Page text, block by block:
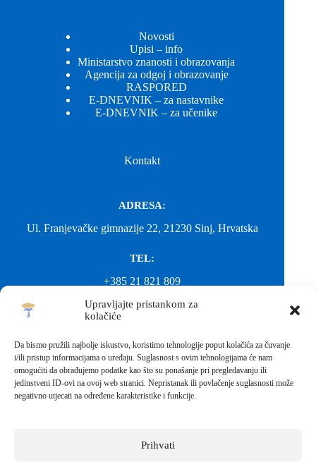
Upravljajte pristankom za
kolačiće
Da bismo pružili najbolje iskustvo, koristimo tehnologije poput kolačića za čuvanje
i/ili pristup informacijama o uređaju. Suglasnost s ovim tehnologijama će nam
omogućiti da obrađujemo podatke kao što su ponašanje pri pregledavanju ili
jedinstveni ID-ovi na ovoj web stranici. Nepristanak ili povlačenje suglasnosti može
negativno utjecati na određene karakteristike i funkcije.
Prihvati
Novosti
Upisi – info
Ministarstvo znanosti i obrazovanja
Agencija za odgoj i obrazovanje
RASPORED
E-DNEVNIK – za nastavnike
E-DNEVNIK – za učenike
Kontakt
ADRESA:
Ul. Franjevačke gimnazije 22, 21230 Sinj, Hrvatska
TEL:
+385 21 821 809
EMAIL:
EMAIL:
fkgsinj@gmail.com
Svako neovlašteno preuzimanje fotografija i sadržaja s ove web
Sva prava pridržana © 2026 - FRANJEVAČKA KLASIČNA